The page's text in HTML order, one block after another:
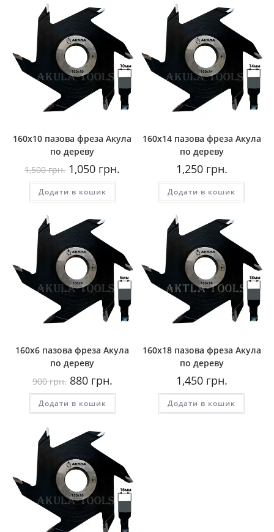
160х10 пазова фреза Акула
по дереву
1,500грн. Оригінальна
ціна:
1,500
грн..
1,050 грн.
Додати в кошик
160х14 пазова фреза Акула
по дереву
1,250грн.
Додати в кошик
160х6 пазова фреза Акула
по дереву
900грн. Оригінальна
ціна:
900
грн..
880грн.ціна:
880
Додати в кошик
160х18 пазова фреза Акула
по дереву
1,450грн.
Додати в кошик